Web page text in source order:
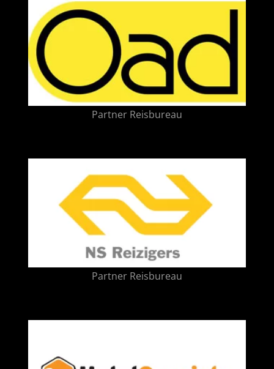
Partner Reisbureau
Partner Reisbureau